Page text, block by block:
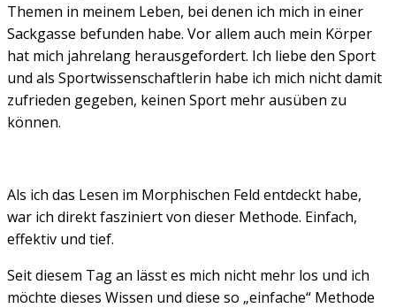
Themen in meinem Leben, bei denen ich mich in einer
Sackgasse befunden habe. Vor allem auch mein Körper
hat mich jahrelang herausgefordert. Ich liebe den Sport
und als Sportwissenschaftlerin habe ich mich nicht damit
zufrieden gegeben, keinen Sport mehr ausüben zu
können.
Als ich das Lesen im Morphischen Feld entdeckt habe,
war ich direkt fasziniert von dieser Methode. Einfach,
effektiv und tief.
Seit diesem Tag an lässt es mich nicht mehr los und ich
möchte dieses Wissen und diese so „einfache“ Methode